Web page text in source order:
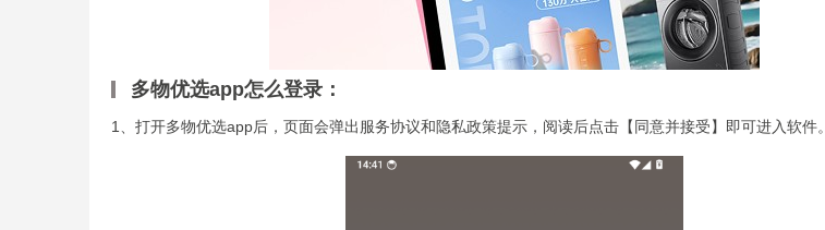
多物优选app怎么登录：
1、打开多物优选app后，页面会弹出服务协议和隐私政策提示，阅读后点击【同意并接受】即可进入软件。